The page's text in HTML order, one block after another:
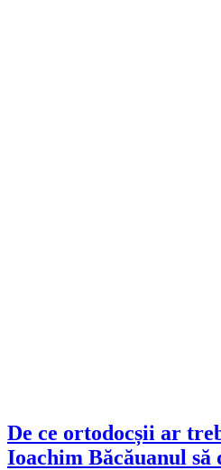
De ce ortodocșii ar
Ioachim Băcăuanul să